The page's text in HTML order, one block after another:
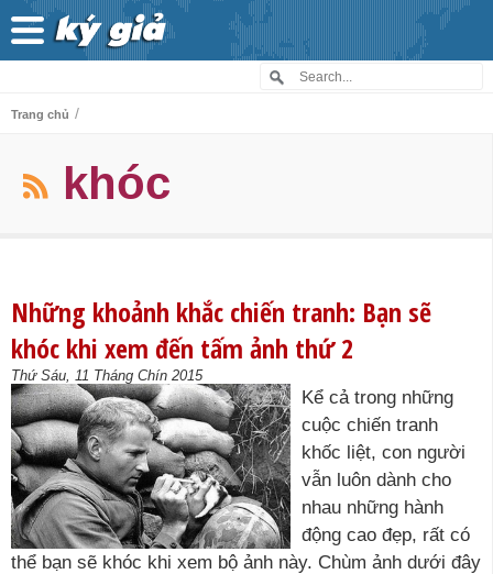
Trang chủ /
khóc
Những khoảnh khắc chiến tranh: Bạn sẽ
khóc khi xem đến tấm ảnh thứ 2
Thứ Sáu, 11 Tháng Chín 2015
Kể cả trong những
cuộc chiến tranh
khốc liệt, con người
vẫn luôn dành cho
nhau những hành
động cao đẹp, rất có
thể bạn sẽ khóc khi xem bộ ảnh này. Chùm ảnh dưới đây